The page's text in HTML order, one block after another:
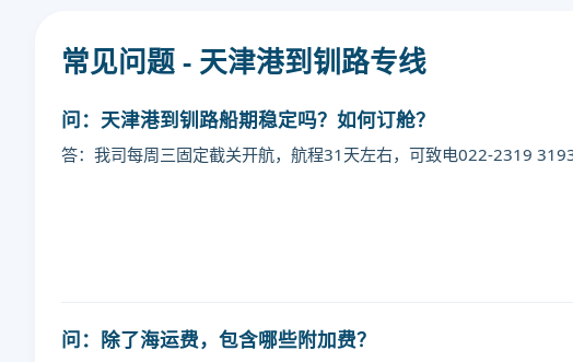
常见问题 - 天津港到钏路专线
问：天津港到钏路船期稳定吗？如何订舱？
答：我司每周三固定截关开航，航程31天左右，可致电022-2319
问：除了海运费，包含哪些附加费？